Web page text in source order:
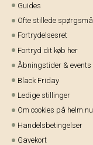
Guides
Ofte stillede spørgsmål
Fortrydelsesret
Fortryd dit køb her
Åbningstider & events
Black Friday
Ledige stillinger
Om cookies på helm.nu
Handelsbetingelser
Gavekort